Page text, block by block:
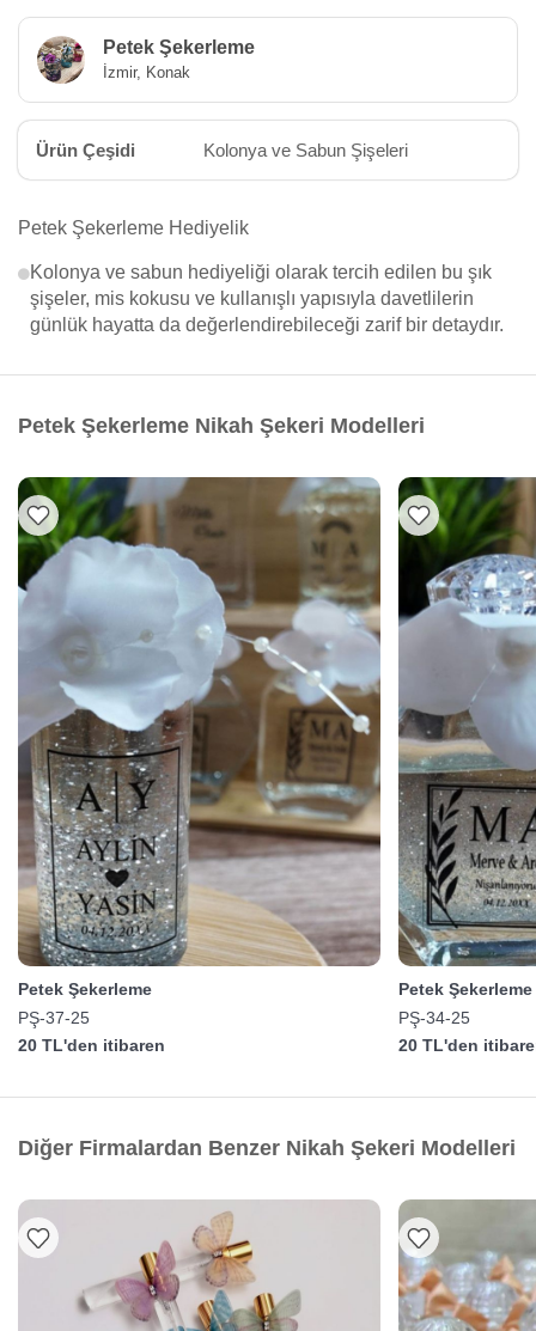
Petek Şekerleme
İzmir, Konak
Ürün Çeşidi Kolonya ve Sabun Şişeleri
Petek Şekerleme Hediyelik
Kolonya ve sabun hediyeliği olarak tercih edilen bu şık
şişeler, mis kokusu ve kullanışlı yapısıyla davetlilerin
günlük hayatta da değerlendirebileceği zarif bir detaydır.
Petek Şekerleme Nikah Şekeri Modelleri
Petek Şekerleme
PŞ-37-25
20 TL'den itibaren
Petek Şekerleme
PŞ-34-25
20 TL'den
Diğer Firmalardan Benzer Nikah Şekeri Modelleri